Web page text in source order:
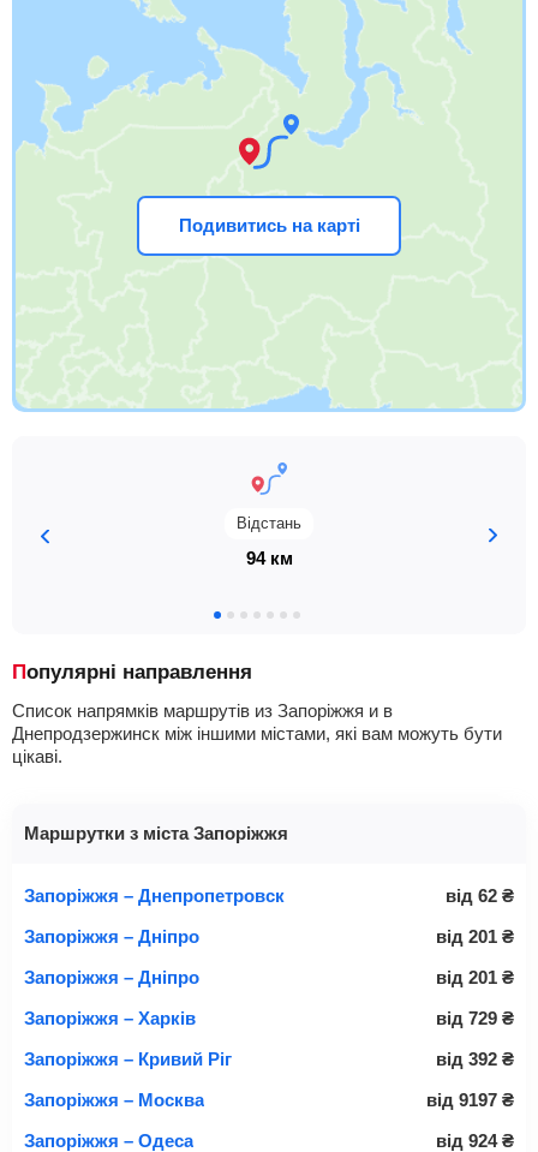
Подивитись на карті
Відстань
94 км
Популярні направлення
Список напрямків маршрутів из Запоріжжя и в
Днепродзержинск між іншими містами, які вам можуть бути
цікаві.
Маршрутки з міста Запоріжжя
Запоріжжя – Днепропетровск від 62 ₴
Запоріжжя – Дніпро
від 201 ₴
Запоріжжя – Дніпро
від 201 ₴
Запоріжжя – Харків
від 729 ₴
Запоріжжя – Кривий Ріг
від 392 ₴
Запоріжжя – Москва
від 9197 ₴
Запоріжжя – Одеса
від 924 ₴